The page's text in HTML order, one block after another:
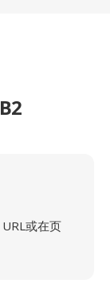
或在页